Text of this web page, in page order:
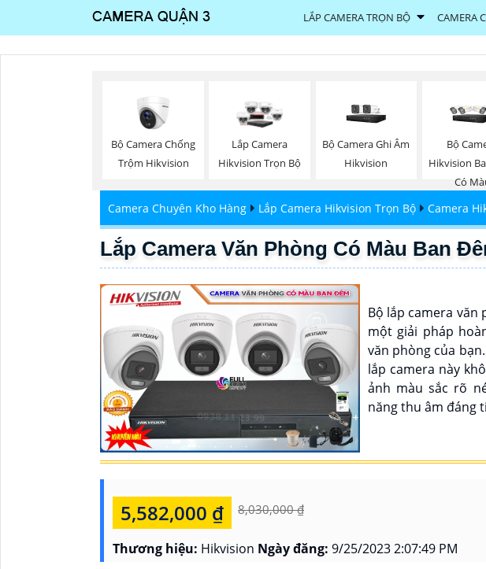
LẮP CAMERA TRỌN BỘ CAMERA
Bộ Camera Chống
Trộm Hikvision
Lắp Camera
Hikvision Trọn Bộ
Bộ Camera Ghi Âm
Hikvision
Bộ
Hikvision
Có
Camera Chuyên Kho Hàng Lắp Camera Hikvision Trọn Bộ Camera
Lắp Camera Văn Phòng Có Màu Ban
Bộ lắp camera văn
một giải pháp
văn phòng của
lắp camera này
ảnh màu sắc rõ
năng thu âm đáng
5,582,000 ₫ 8,030,000 ₫
Thương hiệu: Hikvision Ngày đăng: 9/25/2023 2:07:49 PM